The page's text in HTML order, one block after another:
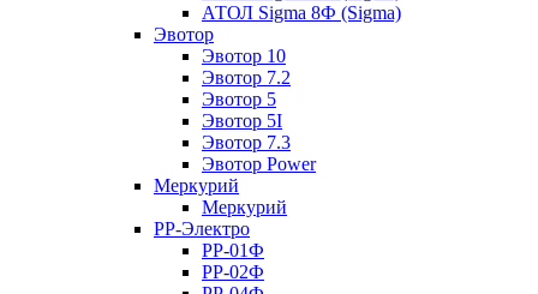
АТОЛ Sigma 8Ф (Sigma)
Эвотор
Эвотор 10
Эвотор 7.2
Эвотор 5
Эвотор 5I
Эвотор 7.3
Эвотор Power
Меркурий
Меркурий
РР-Электро
РР-01Ф
РР-02Ф